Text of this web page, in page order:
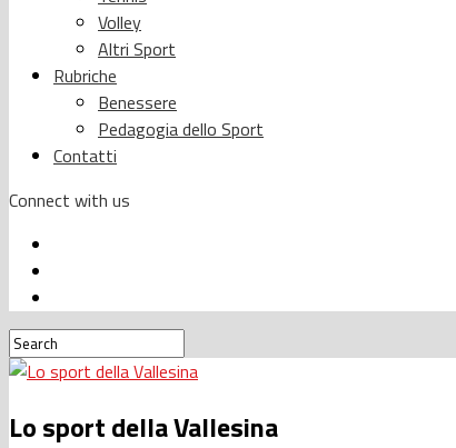
Volley
Altri Sport
Rubriche
Benessere
Pedagogia dello Sport
Contatti
Connect with us
Lo sport della Vallesina